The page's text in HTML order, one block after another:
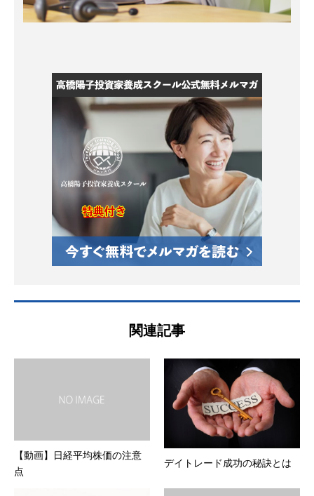
関連記事
【動画】日経平均株価の注意
点
デイトレード成功の秘訣とは